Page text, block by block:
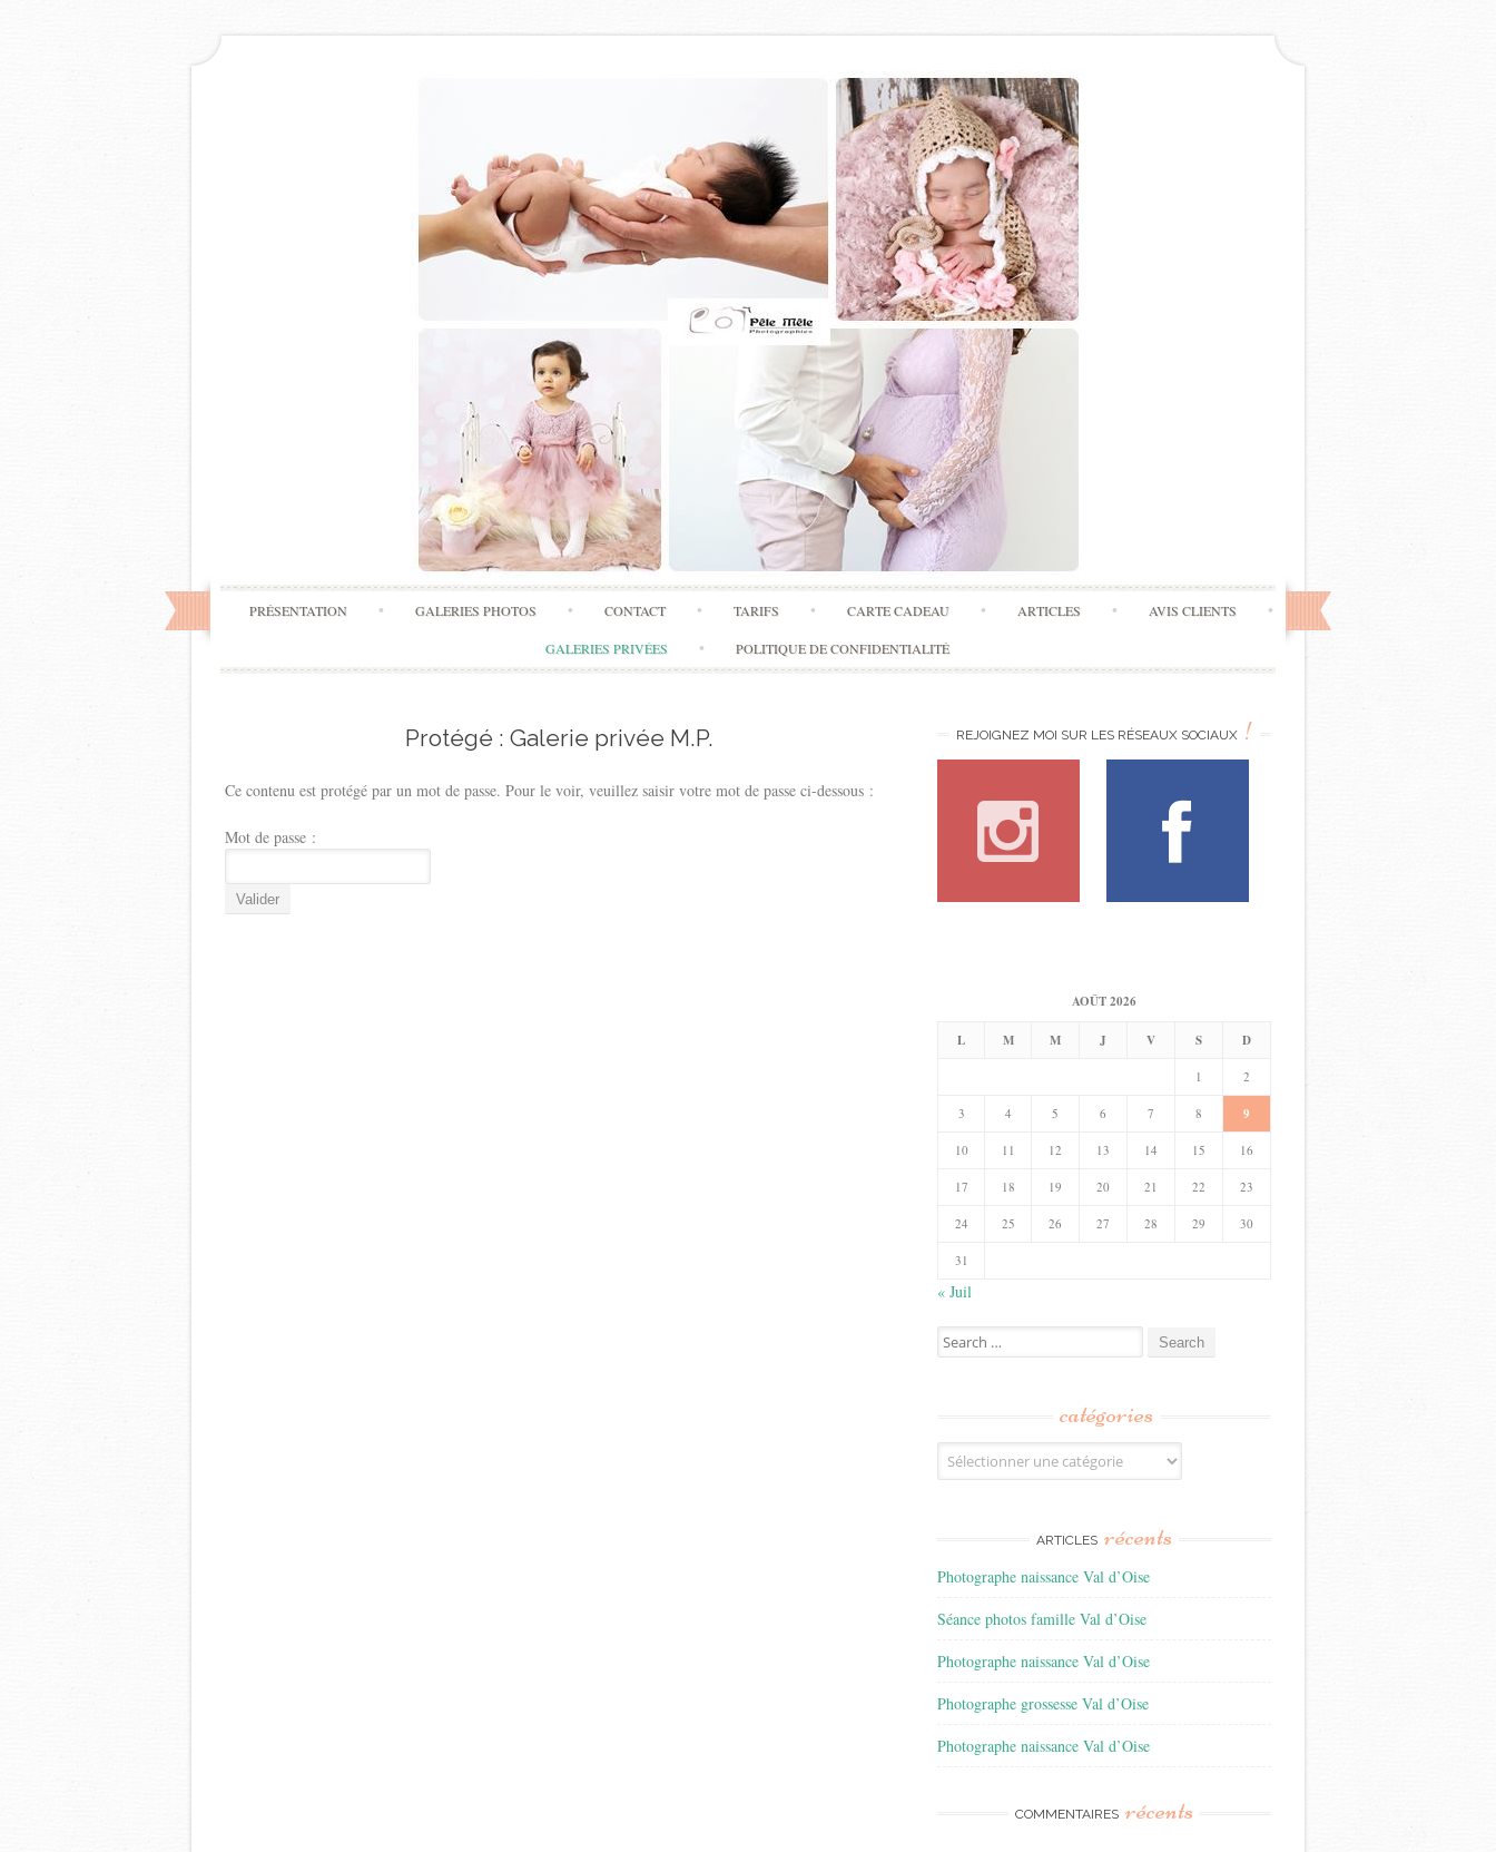
Skip
to
content
PRÉSENTATION GALERIES PHOTOS CONTACT TARIFS CARTE CADEAU ARTICLES AVIS CLIENTS
GALERIES PRIVÉES POLITIQUE DE CONFIDENTIALITÉ
Protégé : Galerie privée M.P.
Ce contenu est protégé par un mot de passe. Pour le voir, veuillez saisir votre mot de passe ci-dessous :
Mot de passe :
REJOIGNEZ MOI SUR LES RÉSEAUX SOCIAUX !
AOÛT 2026
L M M J V S D
1 2
3 4 5 6 7 8 9
10 11 12 13 14 15 16
17 18 19 20 21 22 23
24 25 26 27 28 29 30
31
« Juil
Search
for:
catégories
Catégories
ARTICLES récents
Photographe naissance Val d’Oise
Séance photos famille Val d’Oise
Photographe naissance Val d’Oise
Photographe grossesse Val d’Oise
Photographe naissance Val d’Oise
COMMENTAIRES récents